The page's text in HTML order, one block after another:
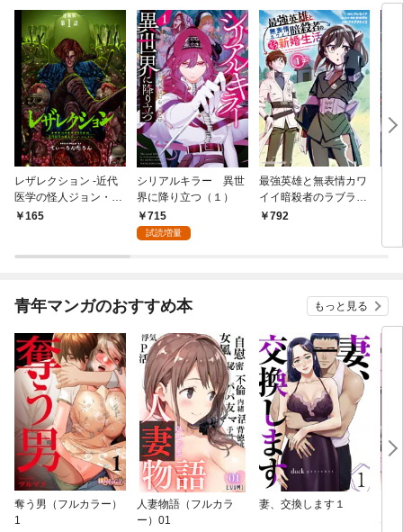
レザレクション -近代
医学の怪人ジョン・ハ
ンター- 連載版 第1話
165
シリアルキラー 異世
界に降り立つ（１）
715
試読増量
最強英雄と無表情カワ
イイ暗殺者のラブラブ
新婚生活 １巻
792
青年マンガのおすすめ本 もっと見る
奪う男（フルカラー）
1
人妻物語（フルカラ
ー）01
妻、交換します１
な